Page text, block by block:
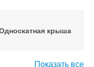
крыша
Показать все